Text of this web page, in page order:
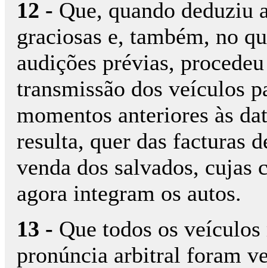
12 - Que, quando deduziu
graciosas e, também, no
audições prévias,
transmissão dos veículos
momentos anteriores às
resulta, quer das facturas
venda dos salvados, cujas
agora integram os autos.
13 - Que todos os
pronúncia arbitral foram